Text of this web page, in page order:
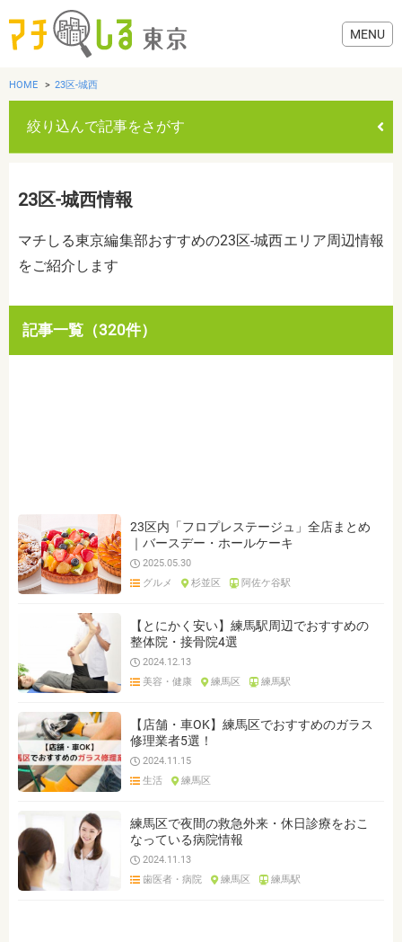
歯医者・病院
おでかけ
HOME 23区-城西
絞り込んで記事をさがす
カテゴリを選ぶ
すべて グルメ 美容・健康 歯医者・病院 おでかけ
23区-城西情報
マチしる東京編集部おすすめの23区-城西エリア周辺情報
をご紹介します
記事一覧（320件）
23区内「フロプレステージュ」全店まとめ
｜バースデー・ホールケーキ
2025.05.30
グルメ
杉並区 阿佐ケ谷駅
【とにかく安い】練馬駅周辺でおすすめの
整体院・接骨院4選
2024.12.13
美容・健康
練馬区 練馬駅
【店舗・車OK】練馬区でおすすめのガラス
修理業者5選！
2024.11.15
生活
練馬区
練馬区で夜間の救急外来・休日診療をおこ
なっている病院情報
2024.11.13
歯医者・病院
練馬区 練馬駅